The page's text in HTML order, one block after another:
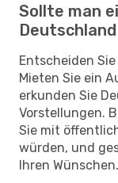
Sollte man
Entscheiden
Mieten Sie ein
erkunden Sie
Vorstellungen.
Sie mit
würden, und
Ihren Wünschen.